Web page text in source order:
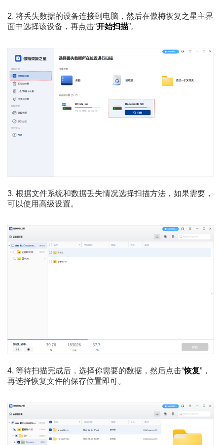
2. 将丢失数据的设备连接到电脑，然后在傲梅恢复之星主界
面中选择该设备，再点击“开始扫描”。
3. 根据文件系统和数据丢失情况选择扫描方法，如果需要，
可以使用高级设置。
4. 等待扫描完成后，选择你需要的数据，然后点击“恢复”，
再选择恢复文件的保存位置即可。